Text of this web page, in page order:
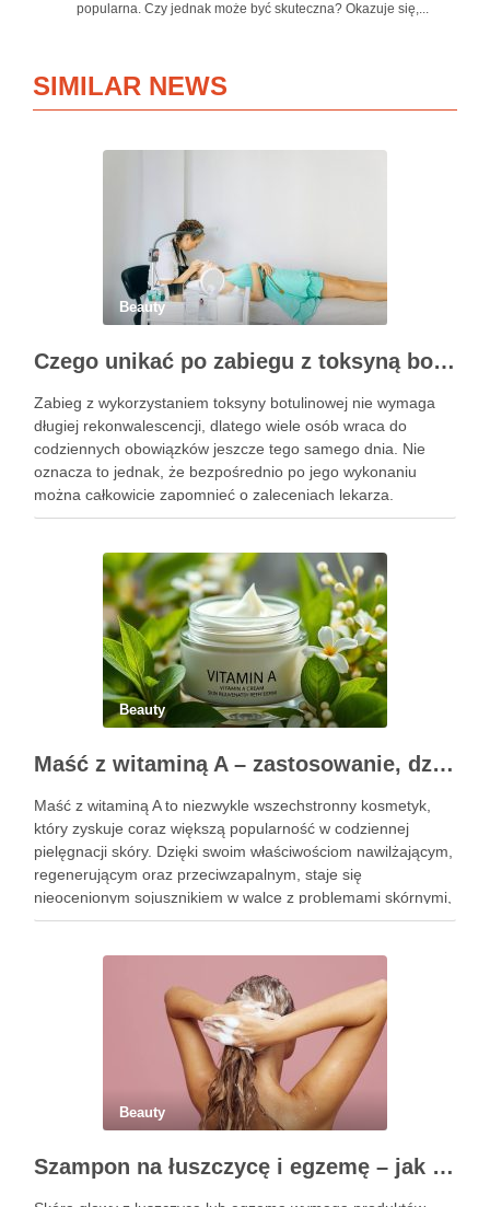
popularna. Czy jednak może być skuteczna? Okazuje się,...
SIMILAR NEWS
Beauty
Czego unikać po zabiegu z toksyną botulinową?
Zabieg z wykorzystaniem toksyny botulinowej nie wymaga
długiej rekonwalescencji, dlatego wiele osób wraca do
codziennych obowiązków jeszcze tego samego dnia. Nie
oznacza to jednak, że bezpośrednio po jego wykonaniu
można całkowicie zapomnieć o zaleceniach lekarza.
Pierwsze godziny i dni po zabiegu mają znaczenie dla
Beauty
Maść z witaminą A – zastosowanie, działanie i bezpieczeństwo stosowania
Maść z witaminą A to niezwykle wszechstronny kosmetyk,
który zyskuje coraz większą popularność w codziennej
pielęgnacji skóry. Dzięki swoim właściwościom nawilżającym,
regenerującym oraz przeciwzapalnym, staje się
nieocenionym sojusznikiem w walce z problemami skórnymi,
takimi jak zmarszczki, trądzik czy podrażnienia. Jej działanie
Beauty
Szampon na łuszczycę i egzemę – jak świadomie dobierać produkty przy wrażliwej skórze głowy?